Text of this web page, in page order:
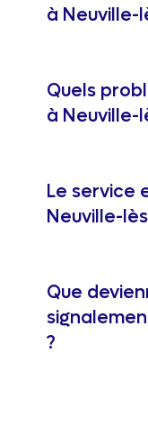
à Neuville-
Quels
à Neuville-
Le service
Neuville-
Que
?